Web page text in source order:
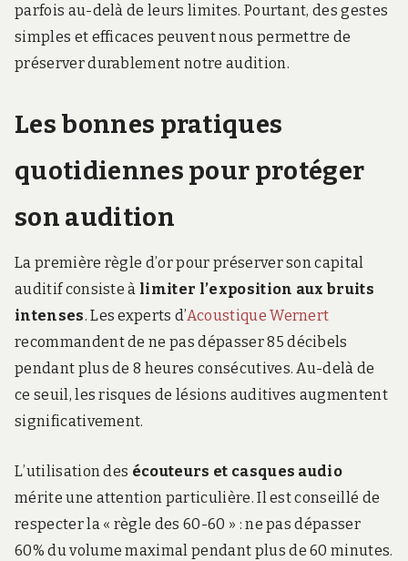
parfois au-delà de leurs limites. Pourtant, des gestes
simples et efficaces peuvent nous permettre de
préserver durablement notre audition.
Les bonnes pratiques
quotidiennes pour protéger
son audition
La première règle d’or pour préserver son capital
auditif consiste à limiter l’exposition aux bruits
intenses. Les experts d’Acoustique Wernert
recommandent de ne pas dépasser 85 décibels
pendant plus de 8 heures consécutives. Au-delà de
ce seuil, les risques de lésions auditives augmentent
significativement.
L’utilisation des écouteurs et casques audio
mérite une attention particulière. Il est conseillé de
respecter la « règle des 60-60 » : ne pas dépasser
60% du volume maximal pendant plus de 60 minutes.